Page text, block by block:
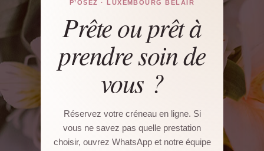
P’OSEZ · LUXEMBOURG BELAIR
Prête ou prêt à
prendre soin de
vous ?
Réservez votre créneau en ligne. Si
vous ne savez pas quelle prestation
choisir, ouvrez WhatsApp et notre équipe